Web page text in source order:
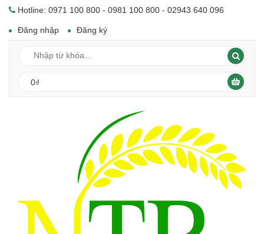
Hotline: 0971 100 800 - 0981 100 800 - 02943 640 096
Đăng nhập Đăng ký
0₫